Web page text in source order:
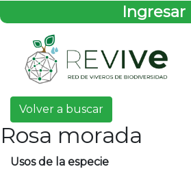
Ingresar
Volver a buscar
Rosa morada
Usos de la especie